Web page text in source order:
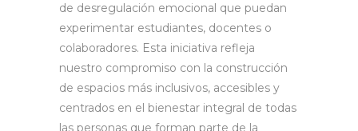
de desregulación emocional que puedan
experimentar estudiantes, docentes o
colaboradores. Esta iniciativa refleja
nuestro compromiso con la construcción
de espacios más inclusivos, accesibles y
centrados en el bienestar integral de todas
las personas que forman parte de la